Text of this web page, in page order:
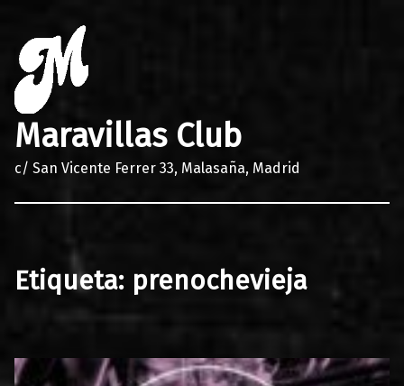
Maravillas Club
c/ San Vicente Ferrer 33, Malasaña, Madrid
Etiqueta: prenochevieja